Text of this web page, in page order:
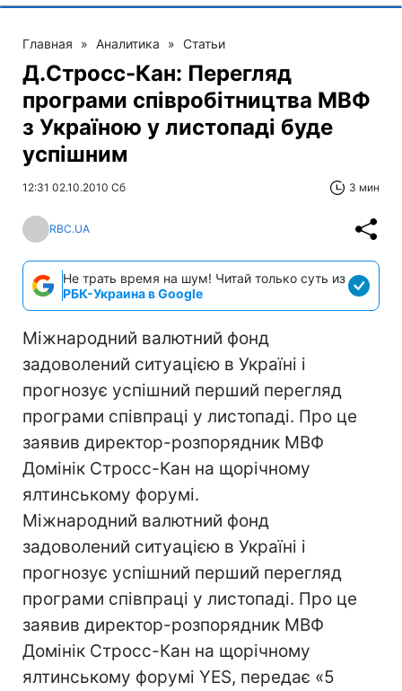
Главная » Аналитика » Статьи
Д.Стросс-Кан: Перегляд
програми співробітництва МВФ
з Україною у листопаді буде
успішним
12:31 02.10.2010 Сб 3 мин
RBC.UA
Не трать время на шум! Читай только суть из
РБК-Украина в Google
Міжнародний валютний фонд
задоволений ситуацією в Україні і
прогнозує успішний перший перегляд
програми співпраці у листопаді. Про це
заявив директор-розпорядник МВФ
Домінік Стросс-Кан на щорічному
ялтинському форумі.
Міжнародний валютний фонд
задоволений ситуацією в Україні і
прогнозує успішний перший перегляд
програми співпраці у листопаді. Про це
заявив директор-розпорядник МВФ
Домінік Стросс-Кан на щорічному
ялтинському форумі YES, передає «5